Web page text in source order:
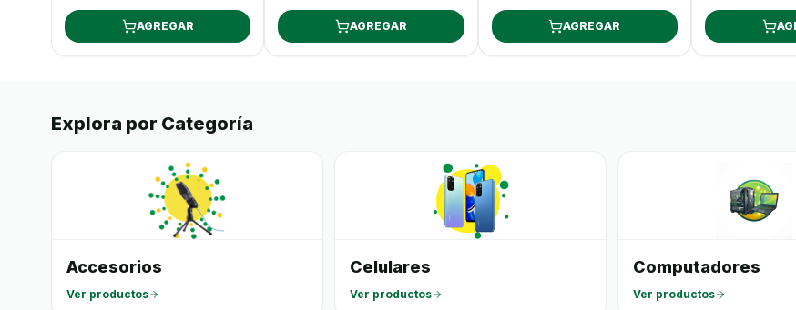
AGREGAR AGREGAR AGREGAR
Explora por Categoría
Accesorios
Ver productos
Celulares
Ver productos
Computadores
Ver productos